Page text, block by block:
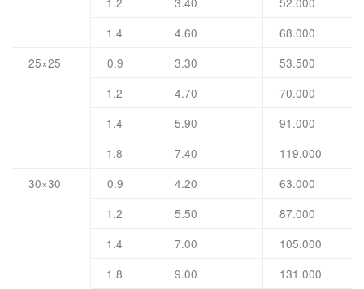
1.4
4.60
68.000
25×25
0.9 3.30
53.500
1.2
4.70
70.000
1.4
5.90
91.000
1.8
7.40
119.000
30×30
0.9 4.20
63.000
1.2
5.50
87.000
1.4
7.00
105.000
1.8
9.00
131.000